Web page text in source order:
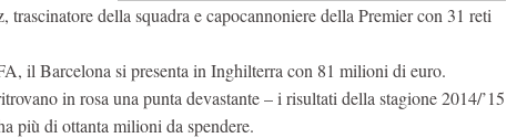
della squadra e capocannoniere della Premier con 31 reti
il Barcelona si presenta in Inghilterra con 81 milioni di euro.
in rosa una punta devastante – i risultati della stagione 2014/’15
più di ottanta milioni da spendere.